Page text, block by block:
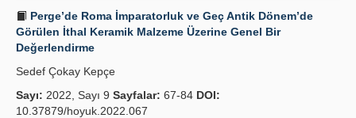
Dergi Kurulları
İlkeler
Perge’de Roma İmparatorluk ve Geç Antik Dönem’de
Görülen İthal Keramik Malzeme Üzerine Genel Bir
Değerlendirme
Sedef Çokay Kepçe
Sayı: 2022, Sayı 9 Sayfalar: 67-84 DOI:
10.37879/hoyuk.2022.067